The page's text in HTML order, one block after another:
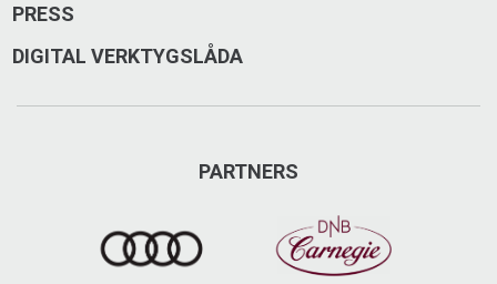
Årevägen 80, 837 52 Åre
deloitte.com/se
Besök på Facebook
PRESS
DIGITAL VERKTYGSLÅDA
PARTNERS